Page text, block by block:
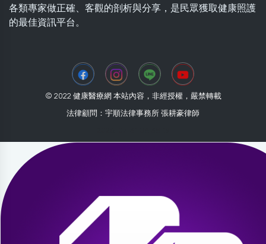
各類專家做正確、客觀的剖析與分享，是民眾獲取健康照護
的最佳資訊平台。
© 2022 健康醫療網 本站內容，非經授權，嚴禁轉載
法律顧問：宇順法律事務所 張耕豪律師